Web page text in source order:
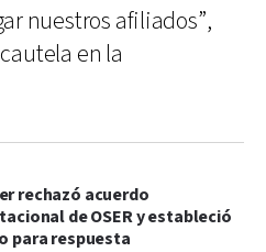
nuestros afiliados”,
en la
rechazó acuerdo
de OSER y estableció
para respuesta